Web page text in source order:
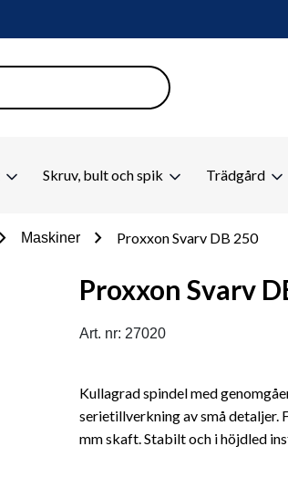
Skruv, bult och spik Trädgård
chevron_right Maskiner chevron_right Proxxon Svarv DB 250
Proxxon Svarv
Art. nr: 27020
Kullagrad spindel med
serietillverkning av små detaljer.
mm skaft. Stabilt och i höjdled